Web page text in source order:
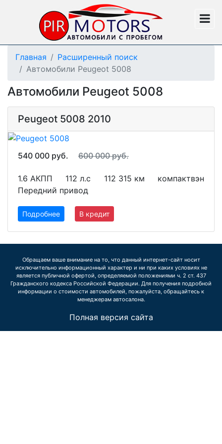
Главная
Расширенный поиск
Автомобили Peugeot 5008
Автомобили Peugeot 5008
Peugeot 5008 2010
540 000 руб. 600 000 руб.
1.6 АКПП 112 л.с 112 315 км
компактвэн
Передний привод
Подробнее В кредит
Обращаем ваше внимание на то, что данный интернет-сайт носит
исключительно информационный характер и ни при каких условиях не
является публичной офертой, определяемой положениями ч. 2 ст. 437
Гражданского кодекса Российской Федерации. Для получения подробной
информации о стоимости автомобилей, пожалуйста, обращайтесь к
менеджерам автосалона.
Полная версия сайта